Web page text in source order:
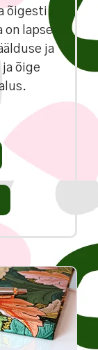
õigesti
on lapse
ja
õige